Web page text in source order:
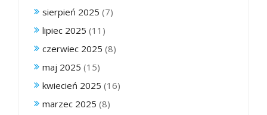
sierpień 2025 (7)
lipiec 2025 (11)
czerwiec 2025 (8)
maj 2025 (15)
kwiecień 2025 (16)
marzec 2025 (8)